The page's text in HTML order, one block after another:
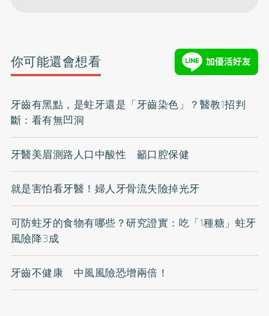
你可能還會想看
牙齒有黑點，是蛀牙還是「牙齒染色」？醫教1招判
斷：看有無凹洞
牙醫美眉測路人口中酸性 籲口腔保健
就是害怕看牙醫！婦人牙骨流失險掉光牙
可防蛀牙的食物有哪些？研究證實：吃「1種糖」蛀牙
風險降3成
牙齒不健康 中風風險恐增兩倍！